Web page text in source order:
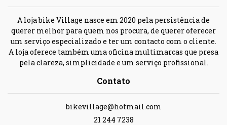
A loja bike Village nasce em 2020 pela persistência de
querer melhor para quem nos procura, de querer oferecer
um serviço especializado e ter um contacto com o cliente.
A loja oferece também uma oficina multimarcas que presa
pela clareza, simplicidade e um serviço profissional.
Contato
bikevillage@hotmail.com
21 244 7238